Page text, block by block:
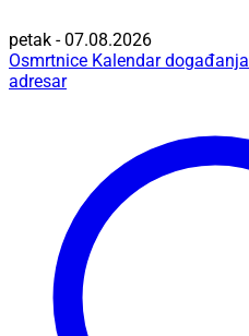
petak - 07.08.2026
Osmrtnice Kalendar događanja
adresar